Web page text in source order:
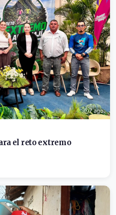
7 ago.
el reto extremo